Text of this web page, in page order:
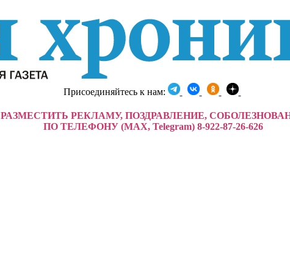
Присоединяйтесь к нам:
РАЗМЕСТИТЬ РЕКЛАМУ, ПОЗДРАВЛЕНИЕ,
ПО ТЕЛЕФОНУ (MAX, Telegram) 8-922-87-26-626